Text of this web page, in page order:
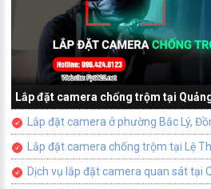
Lắp đặt camera chống trộm tại
Lắp đặt camera ở phường Bắc Lý,
Lắp đặt camera chống trộm tại Lệ
Dịch vụ lắp đặt camera quan sát tại